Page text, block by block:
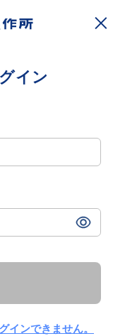
イン
インできません。